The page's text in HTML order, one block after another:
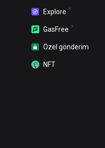
Explore
GasFree
Özel gönderim
NFT